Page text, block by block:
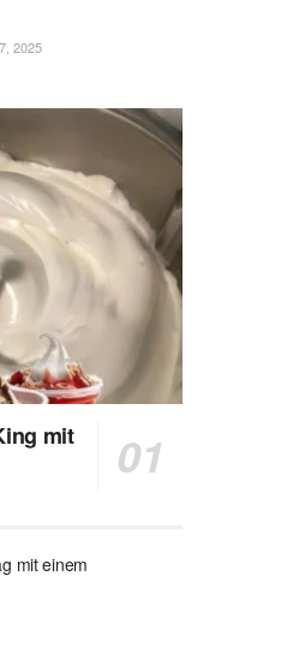
2025
mit
mit einem